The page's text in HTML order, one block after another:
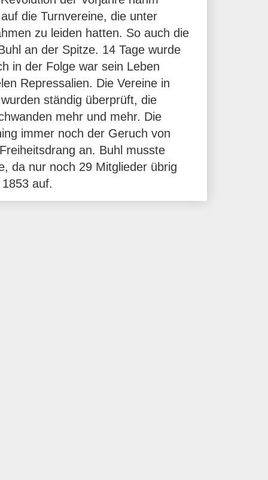
die Turnvereine, die unter
zu leiden hatten. So auch die
an der Spitze. 14 Tage wurde
in der Folge war sein Leben
Repressalien. Die Vereine in
ständig überprüft, die
mehr und mehr. Die
immer noch der Geruch von
an. Buhl musste
da nur noch 29 Mitglieder übrig
auf.